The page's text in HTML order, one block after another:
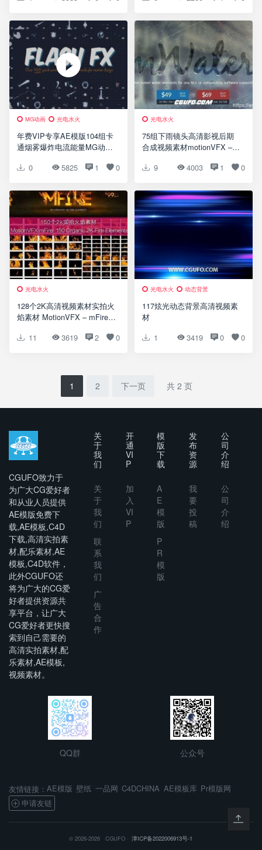
MG动画 光电水火
年费VIP专享AE模版104组卡
通烟雾爆炸电流能量MG动画
0
5825 1 0
光电水火
75组下雨镜头高清影视后期
合成视频素材motionVFX –
Elements
9 4003 1 0
光电水火
128个2K高清视频素材实拍火
焰素材 MotionVFX – mFire –
Elements
11 3619 2 0
光电水火 动态背景
117炫光动态背景高清视频素
材
1
3419 0 0
1 2 下一页 共 2 页
CGUFO致力于
为广大CG爱好者
和从业人员提供
AE模版免费下
载,AE模板,C4D
下载,高清实拍素
材,配乐素材,AE
模板,C4D软件，
此外CGUFO还
将为广大的CG爱
好者提供资源共
享平台，让广大
CG爱好者更快搜
索到自己需要的
高清实拍素材,配
乐素材,AE模板,
视频素材。
关
于
我
们
关
于
我
们
联
系
我
们
广
告
合
作
开
通
VI
P
加
入
VI
P
模
版
下
载
A
E
模
版
P
R
模
版
发
布
资
源
我
要
投
稿
公
司
介
绍
公
司
介
绍
QQ群 公众号
友情链接： AE模版 壁纸 一品网 C4DCHINA AE模板库 Pr模版网
申请友链
© 2026-2026 CGUFO · 津ICP备2022006913号-1